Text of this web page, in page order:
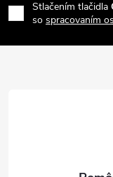
r
v
e
p
Stlačením tlačidla
so spracovaním